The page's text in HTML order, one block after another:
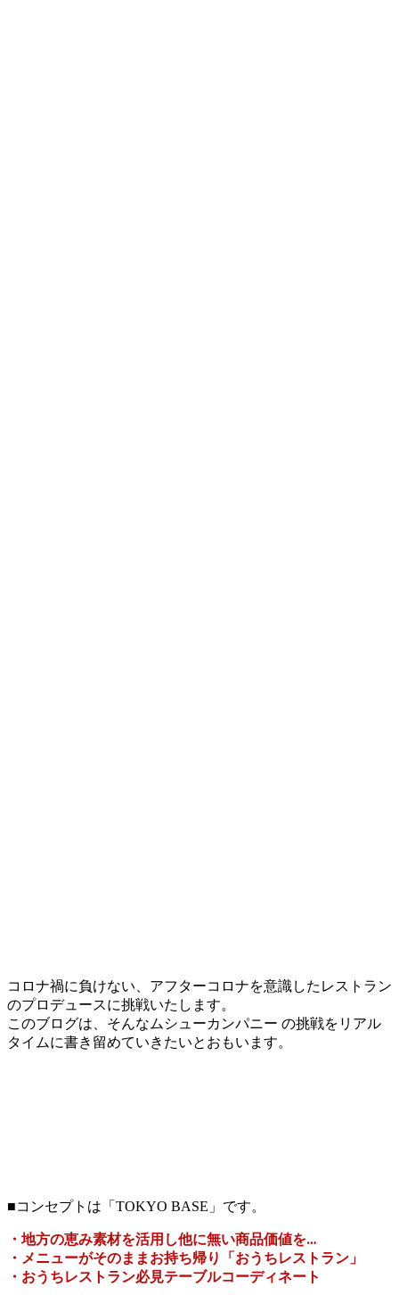
コロナ禍に負けない、アフターコロナを意識したレストラン
のプロデュースに挑戦いたします。
このブログは、そんなムシューカンパニー の挑戦をリアル
タイムに書き留めていきたいとおもいます。
■コンセプトは「TOKYO BASE」です。
・地方の恵み素材を活用し他に無い商品価値を…
・メニューがそのままお持ち帰り「おうちレストラン」
・おうちレストラン必見テーブルコーディネート